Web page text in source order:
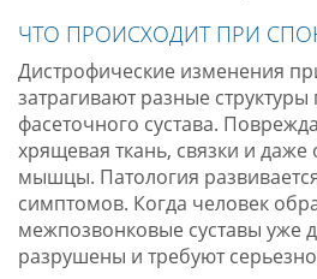
ЧТО ПРОИСХОДИТ ПРИ
Дистрофические изменения
затрагивают разные
фасеточного сустава.
хрящевая ткань, связки и даже
мышцы. Патология
симптомов. Когда человек
межпозвонковые суставы уже
разрушены и требуют